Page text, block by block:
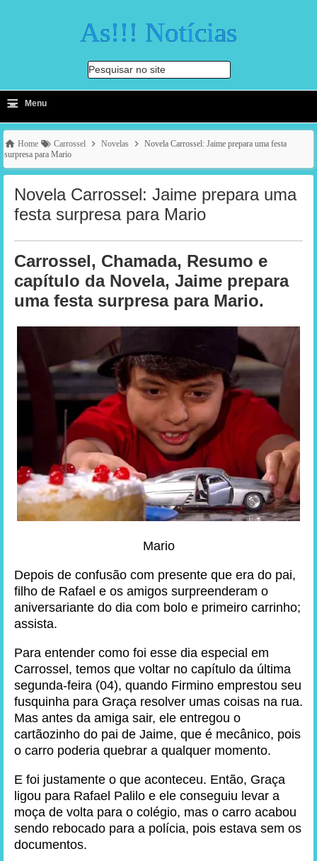
As!!! Notícias
Pesquisar no site
-
≡ Menu
Home Carrossel Novelas
Novela Carrossel: Jaime prepara uma festa
surpresa para Mario
Novela Carrossel: Jaime prepara uma
festa surpresa para Mario
Carrossel, Chamada, Resumo e
capítulo da Novela, Jaime prepara
uma festa surpresa para Mario.
Mario
Depois de confusão com presente que era do pai,
filho de Rafael e os amigos surpreenderam o
aniversariante do dia com bolo e primeiro carrinho;
assista.
Para entender como foi esse dia especial em
Carrossel, temos que voltar no capítulo da última
segunda-feira (04), quando Firmino emprestou seu
fusquinha para Graça resolver umas coisas na rua.
Mas antes da amiga sair, ele entregou o
cartãozinho do pai de Jaime, que é mecânico, pois
o carro poderia quebrar a qualquer momento.
E foi justamente o que aconteceu. Então, Graça
ligou para Rafael Palilo e ele conseguiu levar a
moça de volta para o colégio, mas o carro acabou
sendo rebocado para a polícia, pois estava sem os
documentos.